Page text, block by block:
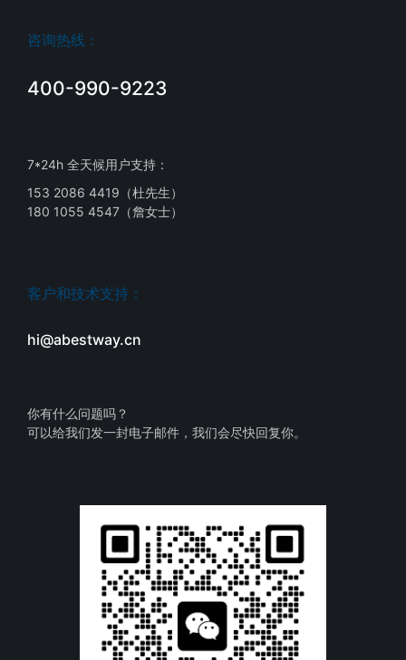
咨询热线：
400-990-9223
7*24h 全天候用户支持：
153 2086 4419（杜先生）
180 1055 4547（詹女士）
客户和技术支持：
hi@abestway.cn
你有什么问题吗？
可以给我们发一封电子邮件，我们会尽快回复你。